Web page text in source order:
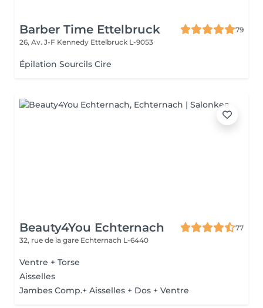
Barber Time Ettelbruck
79
26, Av. J-F Kennedy Ettelbruck L-9053
Épilation Sourcils Cire
Beauty4You Echternach
77
32, rue de la gare Echternach L-6440
Ventre + Torse
Aisselles
Jambes Comp.+ Aisselles + Dos + Ventre